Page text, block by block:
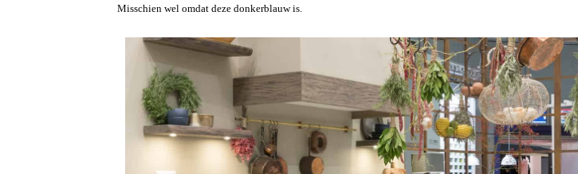
Misschien wel omdat deze donkerblauw is.